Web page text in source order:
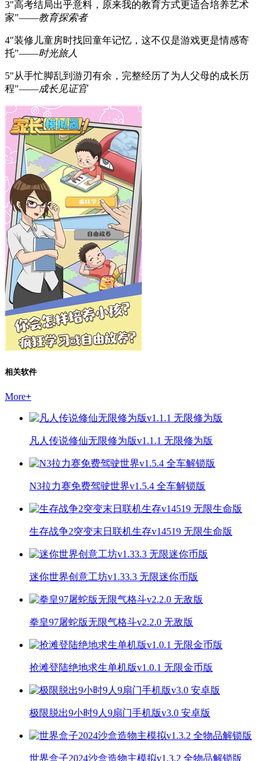
3"高考结局出乎意料，原来我的教育方式更适合培养艺术
家"——教育探索者
4"装修儿童房时找回童年记忆，这不仅是游戏更是情感寄
托"——时光旅人
5"从手忙脚乱到游刃有余，完整经历了为人父母的成长历
程"——成长见证官
相关软件
More+
凡人传说修仙无限修为版v1.1.1 无限修为版
N3拉力赛免费驾驶世界v1.5.4 全车解锁版
生存战争2突变末日联机生存v14519 无限生命版
迷你世界创意工坊v1.33.3 无限迷你币版
拳皇97屠蛇版无限气格斗v2.2.0 无敌版
抢滩登陆绝地求生单机版v1.0.1 无限金币版
极限脱出9小时9人9扇门手机版v3.0 安卓版
世界盒子2024沙盒造物主模拟v1.3.2 全物品解锁版